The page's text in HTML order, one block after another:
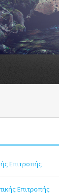
Επιτροπής
Επιτροπής